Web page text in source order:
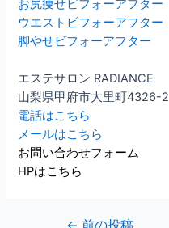
お尻痩せビフォーアフター
ウエストビフォーアフター
脚やせビフォーアフター
エステサロン RADIANCE
山梨県甲府市大里町4326-2
電話はこちら
メールはこちら
お問い合わせフォーム
HPはこちら